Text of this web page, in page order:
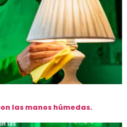
las manos húmedas.